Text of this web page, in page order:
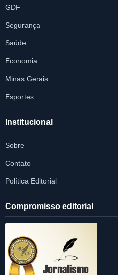
GDF
Segurança
Saúde
Economia
Minas Gerais
Esportes
Institucional
Sobre
Contato
Política Editorial
Compromisso editorial